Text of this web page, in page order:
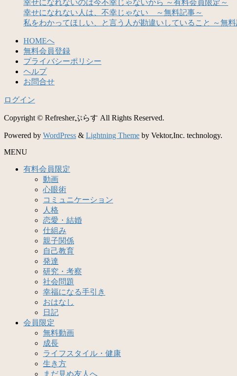
幸せになれないのは今不幸じゃないから ～有料会員限定～
幸せになれない人は、不幸じゃない ～無料記事～
私をわかってほしい、と言う人が勘違いしていること ～無料
HOMEへ
無料会員登録
プライバシーポリシー
ヘルプ
お問合せ
ログイン
Copyright © Refresherぷらす All Rights Reserved.
Powered by WordPress & Lightning Theme by Vektor,Inc. technology.
MENU
有料会員限定
動画
心眼術
コミュニケーション
人格
恋愛・結婚
仕組み
親子関係
自己教育
発達
研究・考察
社会問題
幸福になる手引き
おはなし
日記
会員限定
無料動画
成長
ライフスタイル・健康
生き方
まだ見ぬ友人へ